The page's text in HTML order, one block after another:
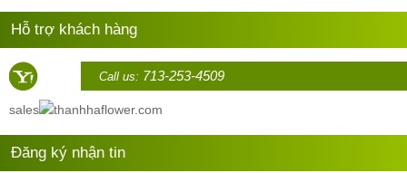
Hỗ trợ khách hàng
Call us: 713-253-4509
sales thanhhaflower.com
Đăng ký nhận tin